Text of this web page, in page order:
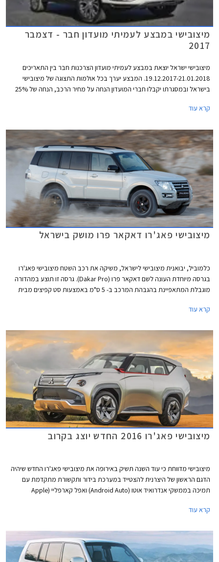
מיצובישי במבצע לעמיתי מועדון חבר - דצמבר
2017
מיצובישי ישראל יוצאת במבצע לעמיתי מועדון הצרכנות חבר בין התאריכים
19.12.2017-21.01.2018. המבצע יערך בכל אולמות התצוגה של מיצובישי
בישראל ובמסגרתו יקבלו חברי המועדון הנחה על מחיר הרכב, הנחה של 25%
קרא עוד
מיצובישי פאג'רו דאקאר פרו מושק בישראל
כלמוביל, יבואנית מיצובישי לישראל, משיקה את רכב השטח מיצובישי פאג'רו
בגרסה מיוחדת העונה לשם דאקאר פרו (Dakar Pro). גרסה זו תוצע במהדורה
מוגבלת המתאפיינת בהגבהת המרכב ב- 5 ס"מ באמצעות סט קפיצים מבית
למערכת ה- Connected Car ומשפרת את שדה הראיה הקדמי ע"י תצוגה של
תוואי השטח והמכשולים שבדרך. כל השדרוגים מותקנים כחוק ומצויינים ברישיון
הרכב.
קרא עוד
מיצובישי פאג'רו 2016 החדש יוצג בקרוב
מיצובישי מדווחת כי עוד השנה תשיק באירופה את מיצובישי פאג'רו החדש שיהיה
הדגם הראשון של היצרנית להצטייד במערכת בידור ותקשורת מתקדמת עם
תמיכה בממשקי אנדרואיד אוטו (Android Auto) ואפל קארפליי (Apple
המרכזי ברכב. בשלב זה לא ברור האם מדובר במתיחת פנים נוספת לדגם
קרא עוד